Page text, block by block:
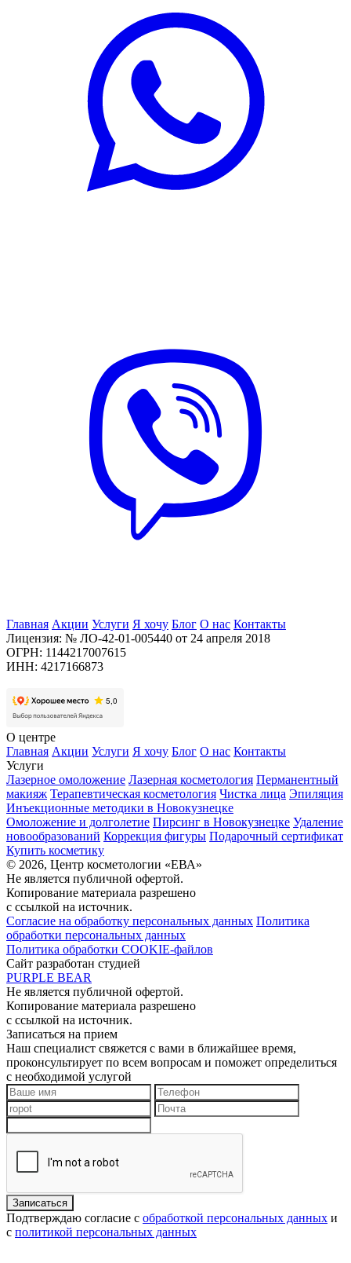
Главная Акции Услуги Я хочу Блог О нас Контакты
Лицензия: № ЛО-42-01-005440 от 24 апреля 2018
ОГРН: 1144217007615
ИНН: 4217166873
О центре
Главная Акции Услуги Я хочу Блог О нас Контакты
Услуги
Лазерное омоложение Лазерная косметология Перманентный
макияж Терапевтическая косметология Чистка лица Эпиляция
Инъекционные методики в Новокузнецке
Омоложение и долголетие Пирсинг в Новокузнецке Удаление
новообразований Коррекция фигуры Подарочный сертификат
Купить косметику
© 2026, Центр косметологии «ЕВА»
Не является публичной офертой.
Копирование материала разрешено
с ссылкой на источник.
Согласие на обработку персональных данных Политика
обработки персональных данных
Политика обработки COOKIE-файлов
Сайт разработан студией
PURPLE BEAR
Не является публичной офертой.
Копирование материала разрешено
с ссылкой на источник.
Записаться на прием
Наш специалист свяжется с вами в ближайшее время,
проконсультирует по всем вопросам и поможет определиться
с необходимой услугой
Подтверждаю согласие с обработкой персональных данных и
с политикой персональных данных